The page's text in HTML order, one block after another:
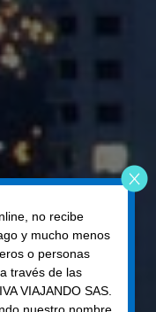
no recibe
y mucho menos
o personas
través de las
VIAJANDO SAS.